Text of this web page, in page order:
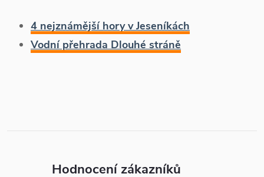
4 nejznámější hory v Jeseníkách
Vodní přehrada Dlouhé stráně
Hodnocení zákazníků